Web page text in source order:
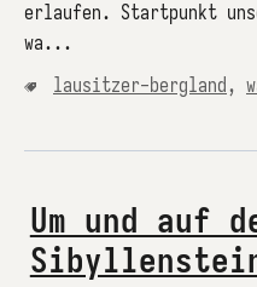
erlaufen. Startpunkt
wa...
lausitzer-bergland ,
Um und auf